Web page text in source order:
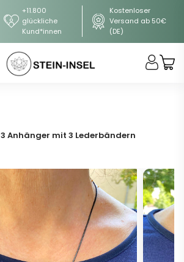
+11.800
glückliche
Kund*innen
Kostenloser
Versand ab 50€
(DE)
3 Anhänger mit 3 Lederbändern